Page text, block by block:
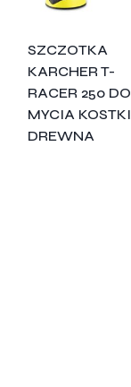
SZCZOTKA
KARCHER T-
RACER 250 DO
MYCIA KOSTKI
DREWNA